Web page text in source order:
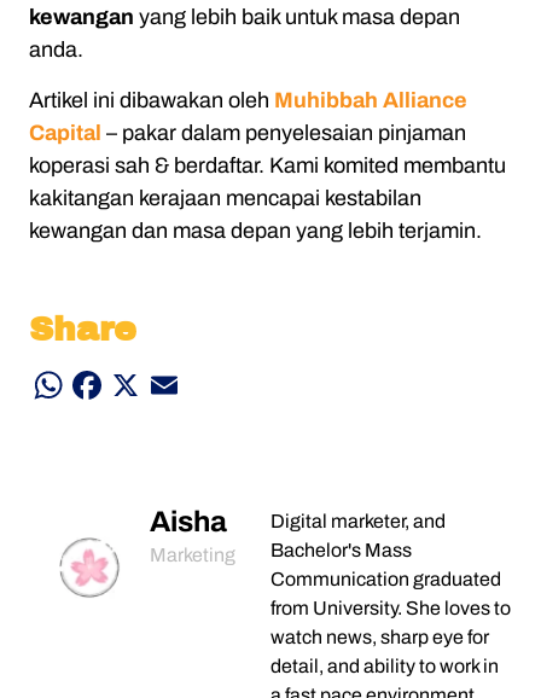
kewangan yang lebih baik untuk masa depan
anda.
Artikel ini dibawakan oleh Muhibbah Alliance
Capital – pakar dalam penyelesaian pinjaman
koperasi sah & berdaftar. Kami komited membantu
kakitangan kerajaan mencapai kestabilan
kewangan dan masa depan yang lebih terjamin.
Share
WhatsApp
Facebook
X
Aisha
Marketing
Digital marketer, and
Bachelor's Mass
Communication graduated
from University. She loves to
watch news, sharp eye for
detail, and ability to work in